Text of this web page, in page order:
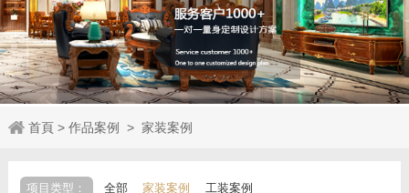
首頁> 作品案例 > 家装案例
项目类型： 全部 家装案例 工装案例